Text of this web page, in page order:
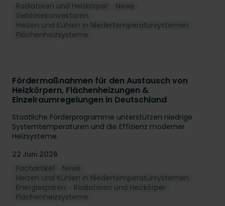
Radiatoren und Heizkörper
News
Gebläsekonvektoren
Heizen und Kühlen in Niedertemperatursystemen
Flächenheizsysteme
Fördermaßnahmen für den Austausch von
Heizkörpern, Flächenheizungen &
Einzelraumregelungen in Deutschland
Staatliche Förderprogramme unterstützen niedrige
Systemtemperaturen und die Effizienz moderner
Heizsysteme.
22 Juni 2026
Fachartikel
News
Heizen und Kühlen in Niedertemperatursystemen
Energiesparen
Radiatoren und Heizkörper
Flächenheizsysteme